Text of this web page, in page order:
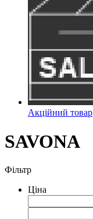
Акційний товар
SAVONA
Фільтр
Ціна